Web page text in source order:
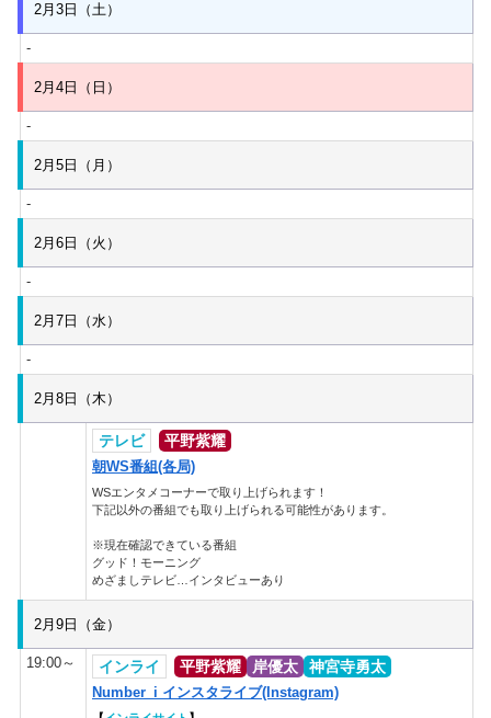
2月3日（土）
-
2月4日（日）
-
2月5日（月）
-
2月6日（火）
-
2月7日（水）
-
2月8日（木）
テレビ 平野紫耀
朝WS番組(各局)
WSエンタメコーナーで取り上げられます！
下記以外の番組でも取り上げられる可能性があります。
※現在確認できている番組
グッド！モーニング
めざましテレビ…インタビューあり
2月9日（金）
19:00～ インライ 平野紫耀 岸優太 神宮寺勇太
Number_i インスタライブ(Instagram)